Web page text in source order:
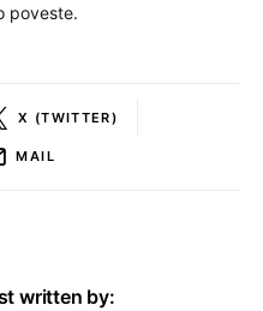
poveste.
X (TWITTER)
MAIL
written by: